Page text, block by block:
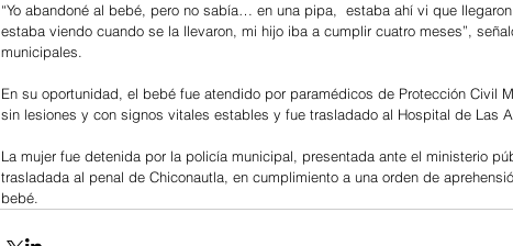
“Yo abandoné al bebé, pero no sabía… en una pipa,  estaba ahí vi que
estaba viendo cuando se la llevaron, mi hijo iba a cumplir cuatro meses”,
municipales.
En su oportunidad, el bebé fue atendido por paramédicos de Protección Civil
sin lesiones y con signos vitales estables y fue trasladado al Hospital de Las
La mujer fue detenida por la policía municipal, presentada ante el ministerio
trasladada al penal de Chiconautla, en cumplimiento a una orden de
bebé.